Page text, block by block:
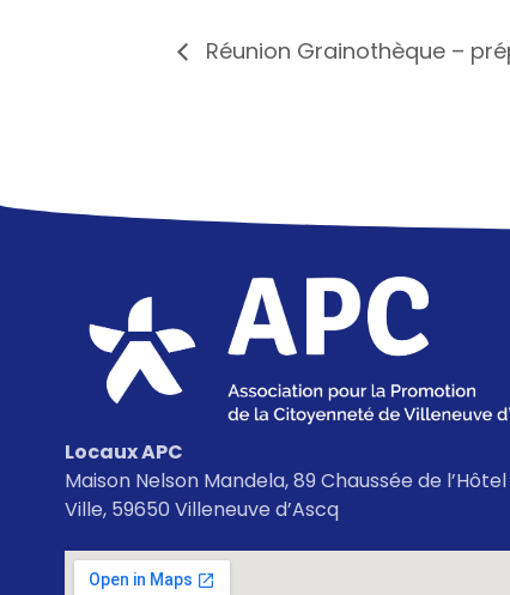
Réunion Grainothèque –
Locaux APC
Maison Nelson Mandela, 89 Chaussée de
Ville, 59650 Villeneuve d’Ascq